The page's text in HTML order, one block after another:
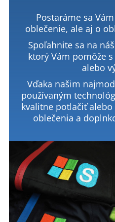
Postaráme sa
oblečenie, ale aj o
Spoľahnite sa na
ktorý Vám pomôže
alebo
Vďaka našim
používaným
kvalitne potlačiť
oblečenia a